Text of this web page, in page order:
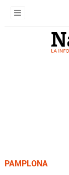
PAMPLONA